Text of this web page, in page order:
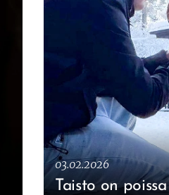
03.02.2026
Taisto on poissa